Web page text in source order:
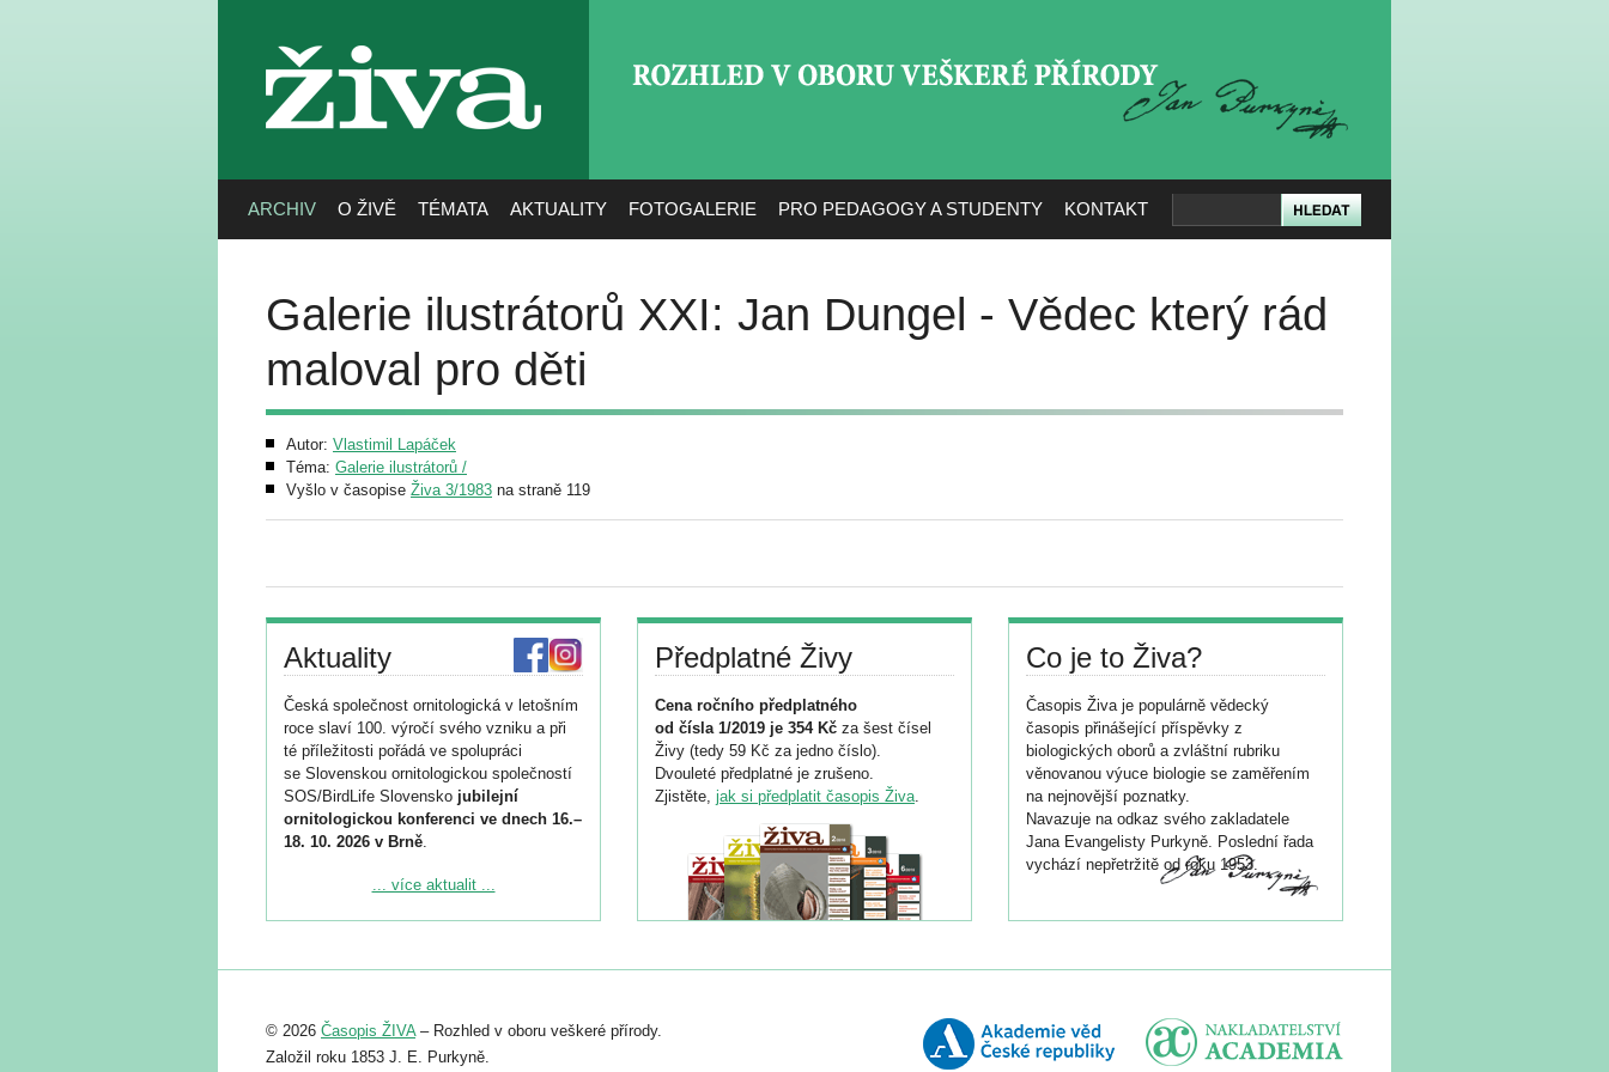
živa
ARCHIV O ŽIVĚ TÉMATA AKTUALITY FOTOGALERIE PRO PEDAGOGY A STUDENTY KONTAKT
Galerie ilustrátorů XXI: Jan Dungel - Vědec který rád
maloval pro děti
Autor: Vlastimil Lapáček
Téma: Galerie ilustrátorů /
Vyšlo v časopise Živa 3/1983 na straně 119
Aktuality
Česká společnost ornitologická v letošním
roce slaví 100. výročí svého vzniku a při
té příležitosti pořádá ve spolupráci
se Slovenskou ornitologickou společností
SOS/BirdLife Slovensko jubilejní
ornitologickou konferenci ve dnech 16.–
18. 10. 2026 v Brně.
Podrobnější informace ke konferenci
Registrovat se můžete do 6. září.
abstraktu přihlášené přednášky nebo
posteru je už 30. června.
... více aktualit ...
Předplatné Živy
Cena ročního předplatného
od čísla 1/2019 je 354 Kč za šest čísel
Živy (tedy 59 Kč za jedno číslo).
Dvouleté předplatné je zrušeno.
Zjistěte, jak si předplatit časopis Živa.
Co je to Živa?
Časopis Živa je populárně vědecký
časopis přinášející příspěvky z
biologických oborů a zvláštní rubriku
věnovanou výuce biologie se zaměřením
na nejnovější poznatky.
Navazuje na odkaz svého zakladatele
Jana Evangelisty Purkyně. Poslední řada
vychází nepřetržitě od roku 1953.
© 2026 Časopis ŽIVA– Rozhled v oboru veškeré přírody.
Založil roku 1853 J. E. Purkyně.